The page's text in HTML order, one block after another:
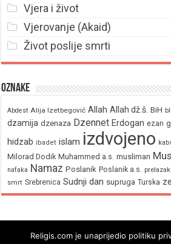
Vjera i život
Vjerovanje (Akaid)
Život poslije smrti
Oznake
Abdest Alija Izetbegović Allah Allah dž.š. BiH
dzamija dzenaza Dzennet Erdogan ezan
hidzab ibadet islam izdvojeno
Milorad Dodik Muhammed a.s. musliman
nafaka Namaz Poslanik Poslanik a.s.
smrt Srebrenica Sudnji dan supruga Turska
Religis.com je unaprijedio politiku